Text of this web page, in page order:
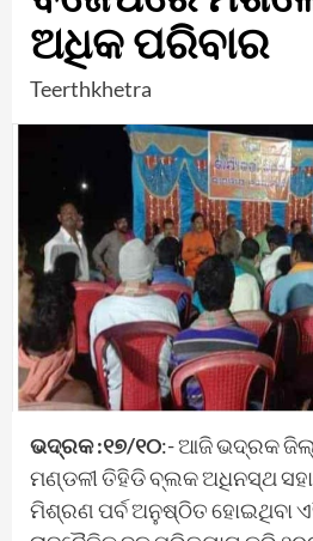
ଅଧିକ ପରିବାର
Teerthkhetra
ଭଦ୍ରକ :୧୭/୧୦:- ଆଜି ଭଦ୍ରକ
ମଣ୍ଡଳୀ ତିହିଡି ବ୍ଲକ ଅଧିନସ୍ଥ
ମିଶ୍ରଣ ପର୍ବ ଅନୁଷ୍ଠିତ ହୋଇଥିବା